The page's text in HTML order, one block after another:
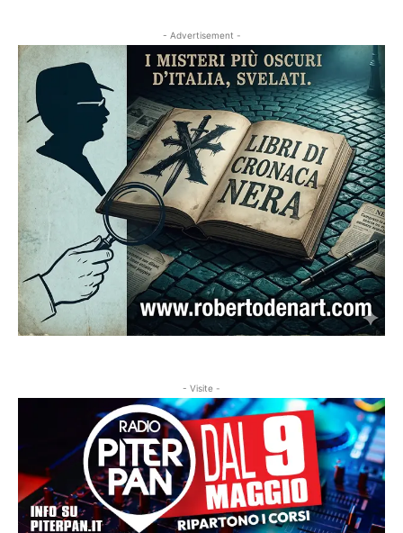
- Advertisement -
- Visite -